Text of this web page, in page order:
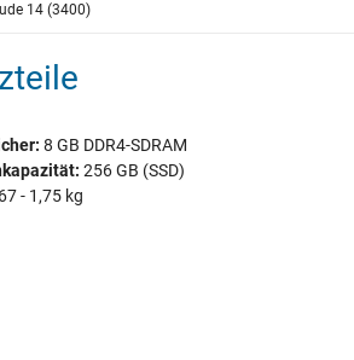
14 (3400)
8 GB DDR4-SDRAM
256 GB (SSD)
- 1,75 kg